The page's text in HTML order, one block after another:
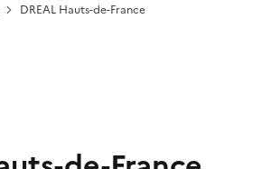
DREAL Hauts-de-France